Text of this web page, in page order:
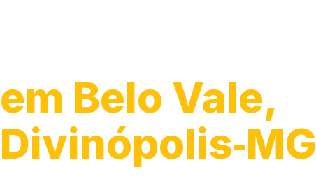
em Belo Vale,
Divinópolis‑MG